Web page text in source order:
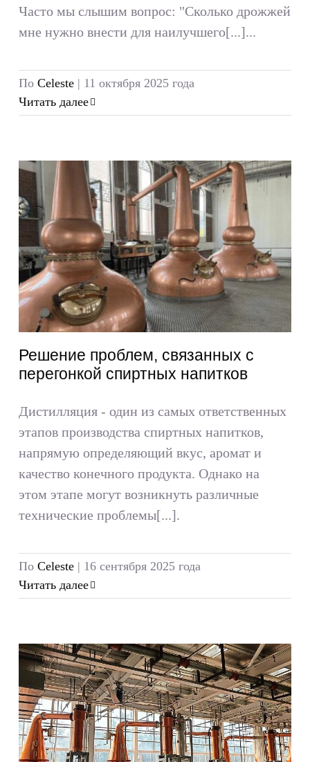
Часто мы слышим вопрос: "Сколько дрожжей
мне нужно внести для наилучшего[...]...
ПоCeleste | 11 октября 2025 года
Читать далее
Решение проблем, связанных с
перегонкой спиртных напитков
Дистилляция - один из самых ответственных
этапов производства спиртных напитков,
напрямую определяющий вкус, аромат и
качество конечного продукта. Однако на
этом этапе могут возникнуть различные
технические проблемы[...].
ПоCeleste | 16 сентября 2025 года
Читать далее